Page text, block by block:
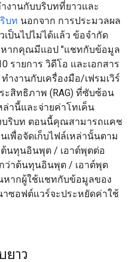
งานกับบริบทที่ยาวและ
บท นอกจาก การประมวลผล
ป็นไปไม่ได้แล้ว ข้อจำกัด
หากคุณมีแอป "แชทกับข้อมูล
รายการ วิดีโอ และเอกสาร
งานกับเครื่องมือ/เฟรมเวิร์
ะสิทธิภาพ (RAG) ที่ซับซ้อน
านี้และจ่ายค่าโทเค็น
บริบท ตอนนี้คุณสามารถแคช
เพื่อจัดเก็บไฟล์เหล่านั้นตาม
ต้นทุนอินพุต / เอาต์พุตต่อ
ว่าต้นทุนอินพุต / เอาต์พุต
หากผู้ใช้แชทกับข้อมูลของ
อฟต์แวร์จะประหยัดค่าใช้
าว